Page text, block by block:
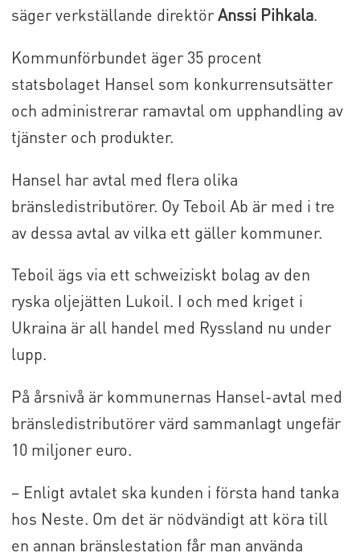
säger verkställande direktörAnssi Pihkala.
Kommunförbundet äger 35 procent
statsbolaget Hansel som konkurrensutsätter
och administrerar ramavtal om upphandling av
tjänster och produkter.
Hansel har avtal med flera olika
bränsledistributörer. Oy Teboil Ab är med i tre
av dessa avtal av vilka ett gäller kommuner.
Teboil ägs via ett schweiziskt bolag av den
ryska oljejätten Lukoil. I och med kriget i
Ukraina är all handel med Ryssland nu under
lupp.
På årsnivå är kommunernas Hansel-avtal med
bränsledistributörer värd sammanlagt ungefär
10 miljoner euro.
– Enligt avtalet ska kunden i första hand tanka
hos Neste. Om det är nödvändigt att köra till
en annan bränslestation får man använda